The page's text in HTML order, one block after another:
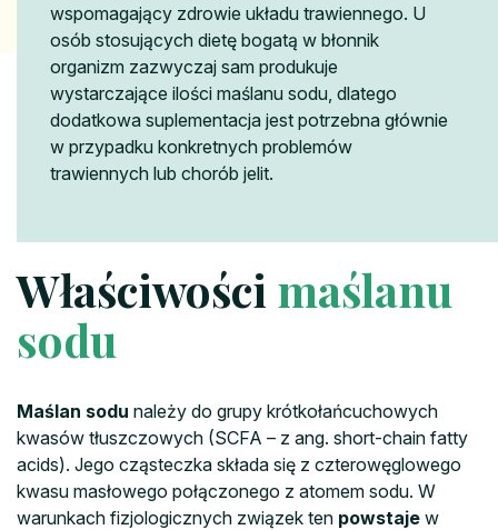
wspomagający zdrowie układu trawiennego. U
osób stosujących dietę bogatą w błonnik
organizm zazwyczaj sam produkuje
wystarczające ilości maślanu sodu, dlatego
dodatkowa suplementacja jest potrzebna głównie
w przypadku konkretnych problemów
trawiennych lub chorób jelit.
Właściwości maślanu
sodu
Maślan sodu należy do grupy krótkołańcuchowych
kwasów tłuszczowych (SCFA – z ang. short-chain fatty
acids). Jego cząsteczka składa się z czterowęglowego
kwasu masłowego połączonego z atomem sodu. W
warunkach fizjologicznych związek ten powstaje w